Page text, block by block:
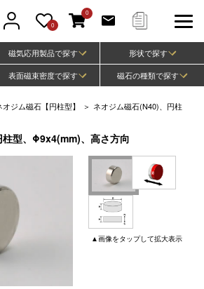
0
0
磁気応用製品で探す
形状で探す
表面磁束密度で探す 磁石の種類で探す
オジム磁石【円柱型】 ＞ ネオジム磁石(N40)、円柱
型、Φ9x4(mm)、高さ方向
▲画像をタップして拡大表示